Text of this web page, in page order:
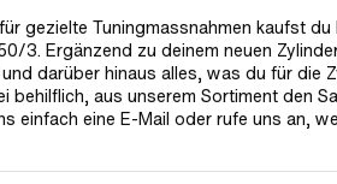
gezielte Tuningmassnahmen kaufst
3. Ergänzend zu deinem neuen
darüber hinaus alles, was du für die
behilflich, aus unserem Sortiment den
einfach eine E-Mail oder rufe uns an,